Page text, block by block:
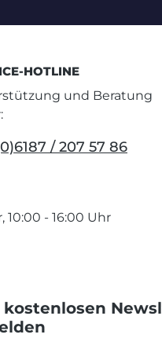
HOTLINE
und Beratung
/ 207 57 86
10:00 - 16:00 Uhr
kostenlosen